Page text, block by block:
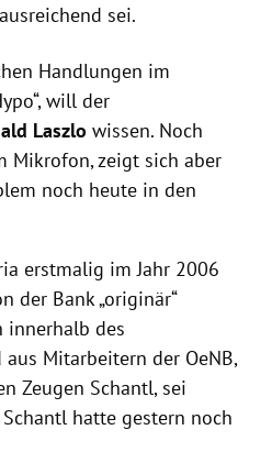
sei.
Handlungen im
will der
Laszlo wissen. Noch
Mikrofon, zeigt sich aber
noch heute in den
erstmalig im Jahr 2006
der Bank „originär“
innerhalb des
Mitarbeitern der OeNB,
Zeugen Schantl, sei
Schantl hatte gestern noch